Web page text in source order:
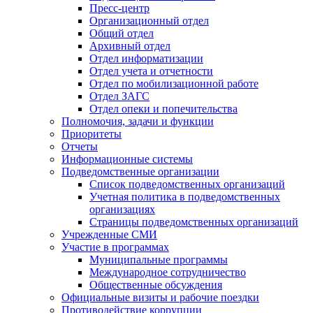
Пресс-центр
Организационный отдел
Общий отдел
Архивный отдел
Отдел информатизации
Отдел учета и отчетности
Отдел по мобилизационной работе
Отдел ЗАГС
Отдел опеки и попечительства
Полномочия, задачи и функции
Приоритеты
Отчеты
Информационные системы
Подведомственные организации
Список подведомственных организаций
Учетная политика в подведомственных
организациях
Страницы подведомственных организаций
Учрежденные СМИ
Участие в программах
Муниципальные программы
Международное сотрудничество
Общественные обсуждения
Официальные визиты и рабочие поездки
Противодействие коррупции